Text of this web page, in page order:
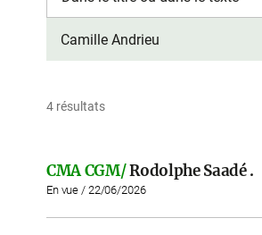
4 résultats
CMA CGM/Rodolphe Saadé .
En vue / 22/06/2026